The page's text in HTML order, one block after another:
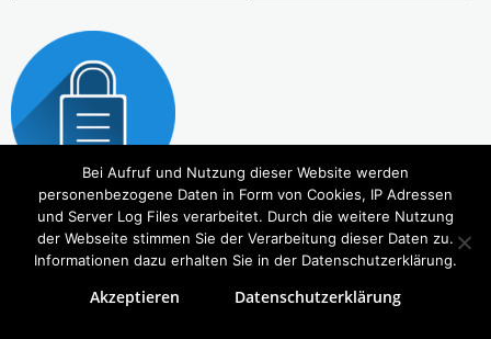
Copyright © 2026Tierbedarf – bvl-Shop . Alle Rechte vorbehalten. Theme:eStorevon ThemeGrill.
Bei Aufruf und Nutzung dieser Website werden
personenbezogene Daten in Form von Cookies, IP Adressen
und Server Log Files verarbeitet. Durch die weitere Nutzung
der Webseite stimmen Sie der Verarbeitung dieser Daten zu.
Informationen dazu erhalten Sie in der Datenschutzerklärung.
Akzeptieren Datenschutzerklärung